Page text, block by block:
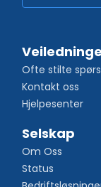
Ofte stilte
Kontakt oss
Hjelpesenter
Selskap
Om Oss
Status